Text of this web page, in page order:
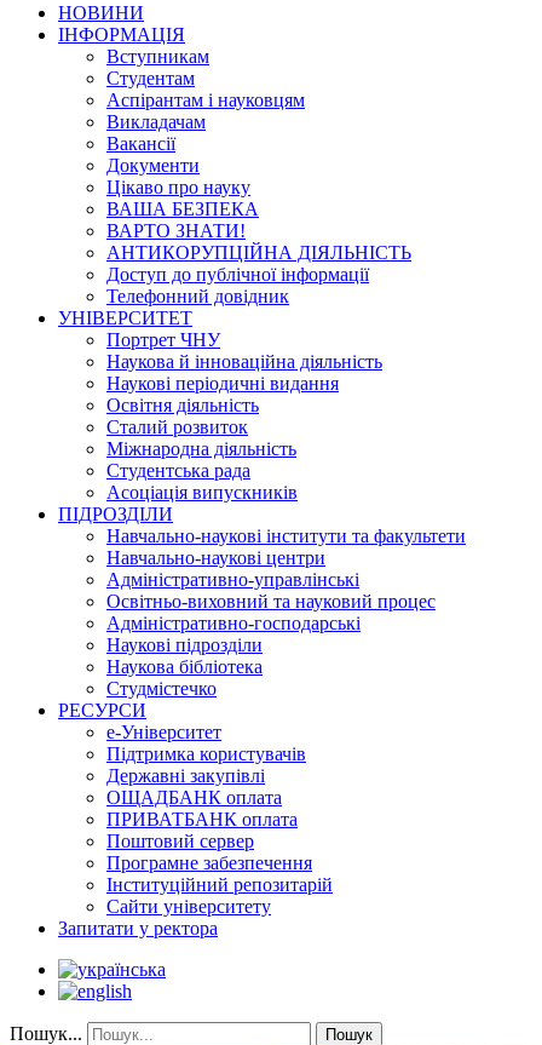
НОВИНИ
ІНФОРМАЦІЯ
Вступникам
Студентам
Аспірантам і науковцям
Викладачам
Вакансії
Документи
Цікаво про науку
ВАША БЕЗПЕКА
ВАРТО ЗНАТИ!
АНТИКОРУПЦІЙНА ДІЯЛЬНІСТЬ
Доступ до публічної інформації
Телефонний довідник
УНІВЕРСИТЕТ
Портрет ЧНУ
Наукова й інноваційна діяльність
Наукові періодичні видання
Освітня діяльність
Сталий розвиток
Міжнародна діяльність
Студентська рада
Асоціація випускників
ПІДРОЗДІЛИ
Навчально-наукові інститути та факультети
Навчально-наукові центри
Адміністративно-управлінські
Освітньо-виховний та науковий процес
Адміністративно-господарські
Наукові підрозділи
Наукова бібліотека
Студмістечко
РЕСУРСИ
е-Університет
Підтримка користувачів
Державні закупівлі
ОЩАДБАНК оплата
ПРИВАТБАНК оплата
Поштовий сервер
Програмне забезпечення
Інституційний репозитарій
Сайти університету
Запитати у ректора
Пошук... Пошук